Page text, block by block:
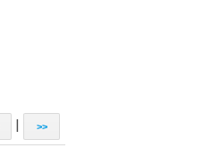
>>